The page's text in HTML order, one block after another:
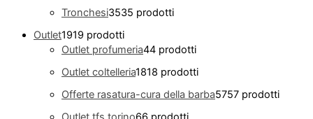
Tronchesi3535 prodotti
Outlet1919 prodotti
Outlet profumeria44 prodotti
Outlet coltelleria1818 prodotti
Offerte rasatura-cura della barba5757 prodotti